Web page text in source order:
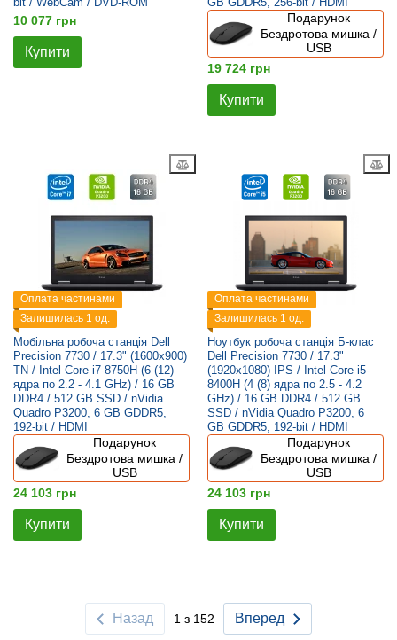
10 077 грн
Купити
Подарунок
Бездротова мишка /
USB
19 724 грн
Купити
Оплата частинами
Залишилась 1 од.
Мобільна робоча станція Dell
Precision 7730 / 17.3" (1600x900)
TN / Intel Core i7-8750H (6 (12)
ядра по 2.2 - 4.1 GHz) / 16 GB
DDR4 / 512 GB SSD / nVidia
Quadro P3200, 6 GB GDDR5,
192-bit / HDMI
Подарунок
Бездротова мишка /
USB
24 103 грн
Купити
Оплата частинами
Залишилась 1 од.
Ноутбук робоча станція Б-клас
Dell Precision 7730 / 17.3"
(1920x1080) IPS / Intel Core i5-
8400H (4 (8) ядра по 2.5 - 4.2
GHz) / 16 GB DDR4 / 512 GB
SSD / nVidia Quadro P3200, 6
GB GDDR5, 192-bit / HDMI
Подарунок
Бездротова мишка /
USB
24 103 грн
Купити
Назад 1 з 152 Вперед